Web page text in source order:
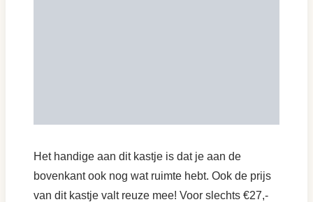
Het handige aan dit kastje is dat je aan de
bovenkant ook nog wat ruimte hebt. Ook de prijs
van dit kastje valt reuze mee! Voor slechts €27,-